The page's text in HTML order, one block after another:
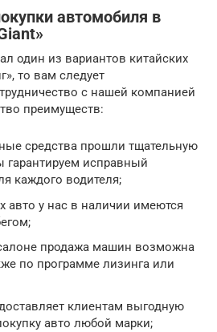
автомобиля в
один из вариантов китайских
то вам следует
с нашей компанией
преимуществ:
средства прошли тщательную
гарантируем исправный
каждого водителя;
у нас в наличии имеются
продажа машин возможна
по программе лизинга или
клиентам выгодную
авто любой марки;